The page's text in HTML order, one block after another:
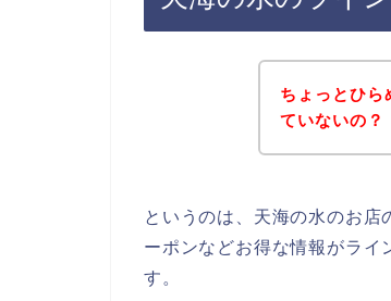
ちょっとひら
ていないの？
というのは、天海の水のお店
ーポンなどお得な情報がライ
す。